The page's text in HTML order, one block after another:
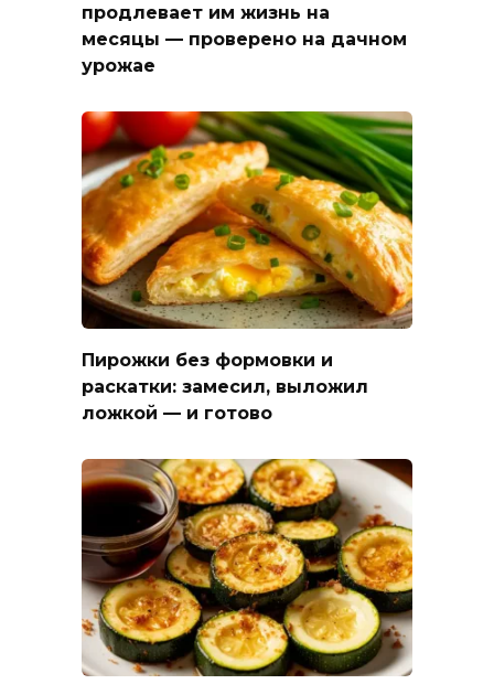
продлевает им жизнь на
месяцы — проверено на дачном
урожае
Пирожки без формовки и
раскатки: замесил, выложил
ложкой — и готово